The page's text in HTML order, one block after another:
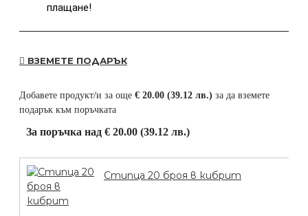
плащане!
ВЗЕМЕТЕ ПОДАРЪК
Добавете продукт/и за още € 20.00 (39.12 лв.) за да вземете
подарък към поръчката
За поръчка над € 20.00 (39.12 лв.)
Стипца 20 броя в кибрит